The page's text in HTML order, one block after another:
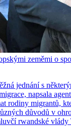
zeměmi o
jednání s
napsala
rodiny migrantů,
důvodů v
rwandské